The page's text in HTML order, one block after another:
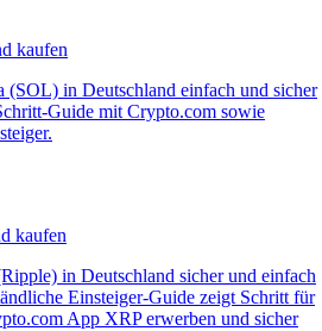
kaufen
(SOL) in Deutschland einfach und sicher
Guide mit Crypto.com sowie
kaufen
in Deutschland sicher und einfach
Einsteiger-Guide zeigt Schritt für
App XRP erwerben und sicher